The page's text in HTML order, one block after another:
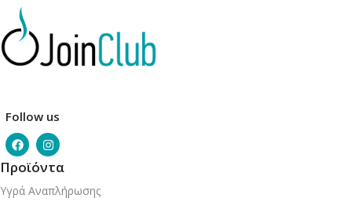
Follow us
Προϊόντα
Υγρά Αναπλήρωσης